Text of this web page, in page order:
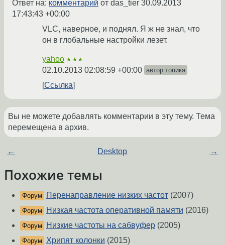
Ответ на: комментарий от das_tier 30.09.2013
17:43:43 +00:00
VLC, наверное, и поднял. Я ж не знал, что
он в глобальные настройки лезет.
yahoo ★★★
02.10.2013 02:08:59 +00:00 автор топика
Ссылка
Вы не можете добавлять комментарии в эту тему. Тема
перемещена в архив.
← Desktop →
Похожие темы
Форум Перенаправление низких частот (2007)
Форум Низкая частота оперативной памяти (2016)
Форум Низкие частоты на сабвуфер (2005)
Форум Хрипят колонки (2015)